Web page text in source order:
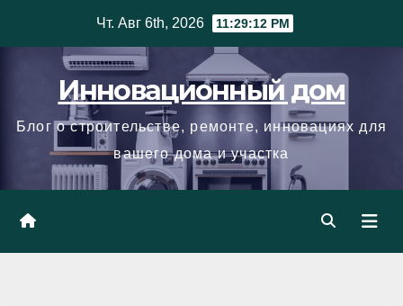
Чт. Авг 6th, 2026 11:29:13 PM
Инновационный дом
Блог о строительстве, ремонте, инновациях для
вашего дома и участка